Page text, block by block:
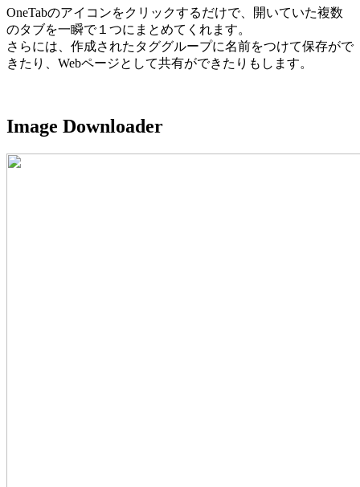
OneTabのアイコンをクリックするだけで、開いていた複数
のタブを一瞬で１つにまとめてくれます。
さらには、作成されたタググループに名前をつけて保存がで
きたり、Webページとして共有ができたりもします。
Image Downloader